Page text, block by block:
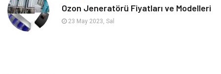
Astroloji
Ozon Jeneratörü Fiyatları ve Modelleri
23 May 2023, Sal